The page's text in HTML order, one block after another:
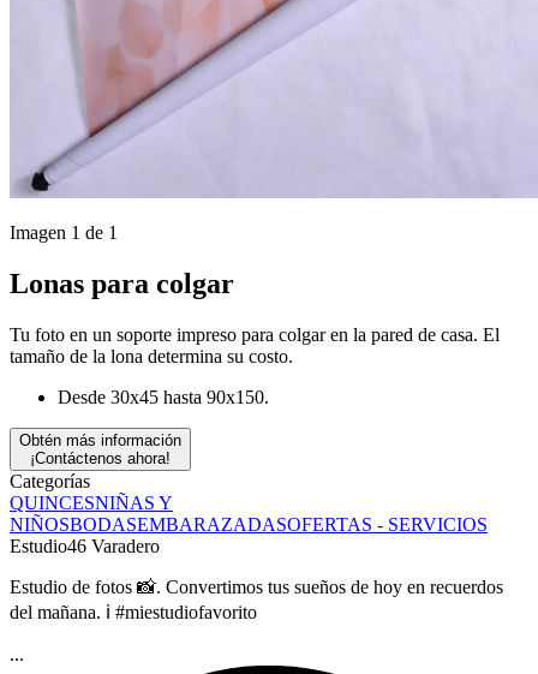
Imagen 1 de 1
Lonas para colgar
Tu foto en un soporte impreso para colgar en la pared de casa. El
tamaño de la lona determina su costo.
Desde 30x45 hasta 90x150.
Obtén más información
¡Contáctenos ahora!
Categorías
QUINCESNIÑAS Y
NIÑOSBODASEMBARAZADASOFERTAS - SERVICIOS
Estudio46 Varadero
Estudio de fotos 📸. Convertimos tus sueños de hoy en recuerdos
del mañana. ℹ️ #miestudiofavorito
...